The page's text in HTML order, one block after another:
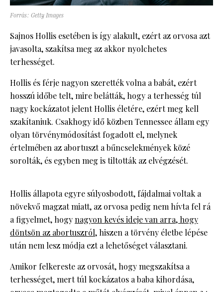
Forrás: Getty Images
Sajnos Hollis esetében is így alakult, ezért az orvosa azt
javasolta, szakítsa meg az akkor nyolchetes
terhességet.
Hollis és férje nagyon szerették volna a babát, ezért
hosszú időbe telt, mire belátták, hogy a terhesség túl
nagy kockázatot jelent Hollis életére, ezért meg kell
szakítaniuk. Csakhogy idő közben Tennessee állam egy
olyan törvénymódosítást fogadott el, melynek
értelmében az abortuszt a bűncselekmények közé
sorolták, és egyben meg is tiltották az elvégzését.
Hollis állapota egyre súlyosbodott, fájdalmai voltak a
növekvő magzat miatt, az orvosa pedig nem hívta fel rá
a figyelmet, hogynagyon kevés ideje van arra, hogy
döntsön az abortuszról, hiszen a törvény életbe lépése
után nem lesz módja ezt a lehetőséget választani.
Amikor felkereste az orvosát, hogy megszakítsa a
terhességet, mert túl kockázatos a baba kihordása,